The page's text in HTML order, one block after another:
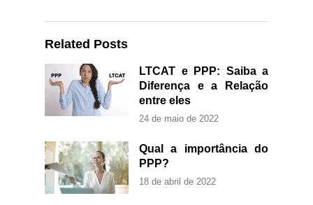
Related Posts
LTCAT e PPP: Saiba a
Diferença e a Relação
entre eles
24 de maio de 2022
Qual a importância do
PPP?
18 de abril de 2022